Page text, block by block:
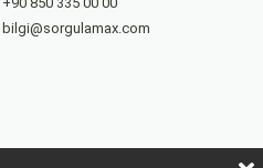
bilgi@sorgulamax.com